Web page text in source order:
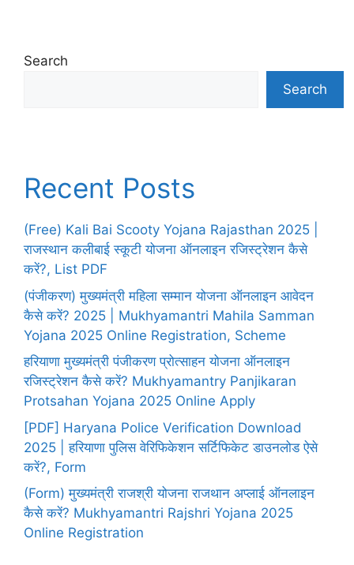
Search
Search
Recent Posts
(Free) Kali Bai Scooty Yojana Rajasthan 2025 |
राजस्थान कलीबाई स्कूटी योजना ऑनलाइन रजिस्ट्रेशन कैसे
करें?, List PDF
(पंजीकरण) मुख्यमंत्री महिला सम्मान योजना ऑनलाइन आवेदन
कैसे करें? 2025 | Mukhyamantri Mahila Samman
Yojana 2025 Online Registration, Scheme
हरियाणा मुख्यमंत्री पंजीकरण प्रोत्साहन योजना ऑनलाइन
रजिस्ट्रेशन कैसे करें? Mukhyamantry Panjikaran
Protsahan Yojana 2025 Online Apply
[PDF] Haryana Police Verification Download
2025 | हरियाणा पुलिस वेरिफिकेशन सर्टिफिकेट डाउनलोड ऐसे
करें?, Form
(Form) मुख्यमंत्री राजश्री योजना राजथान अप्लाई ऑनलाइन
कैसे करें? Mukhyamantri Rajshri Yojana 2025
Online Registration